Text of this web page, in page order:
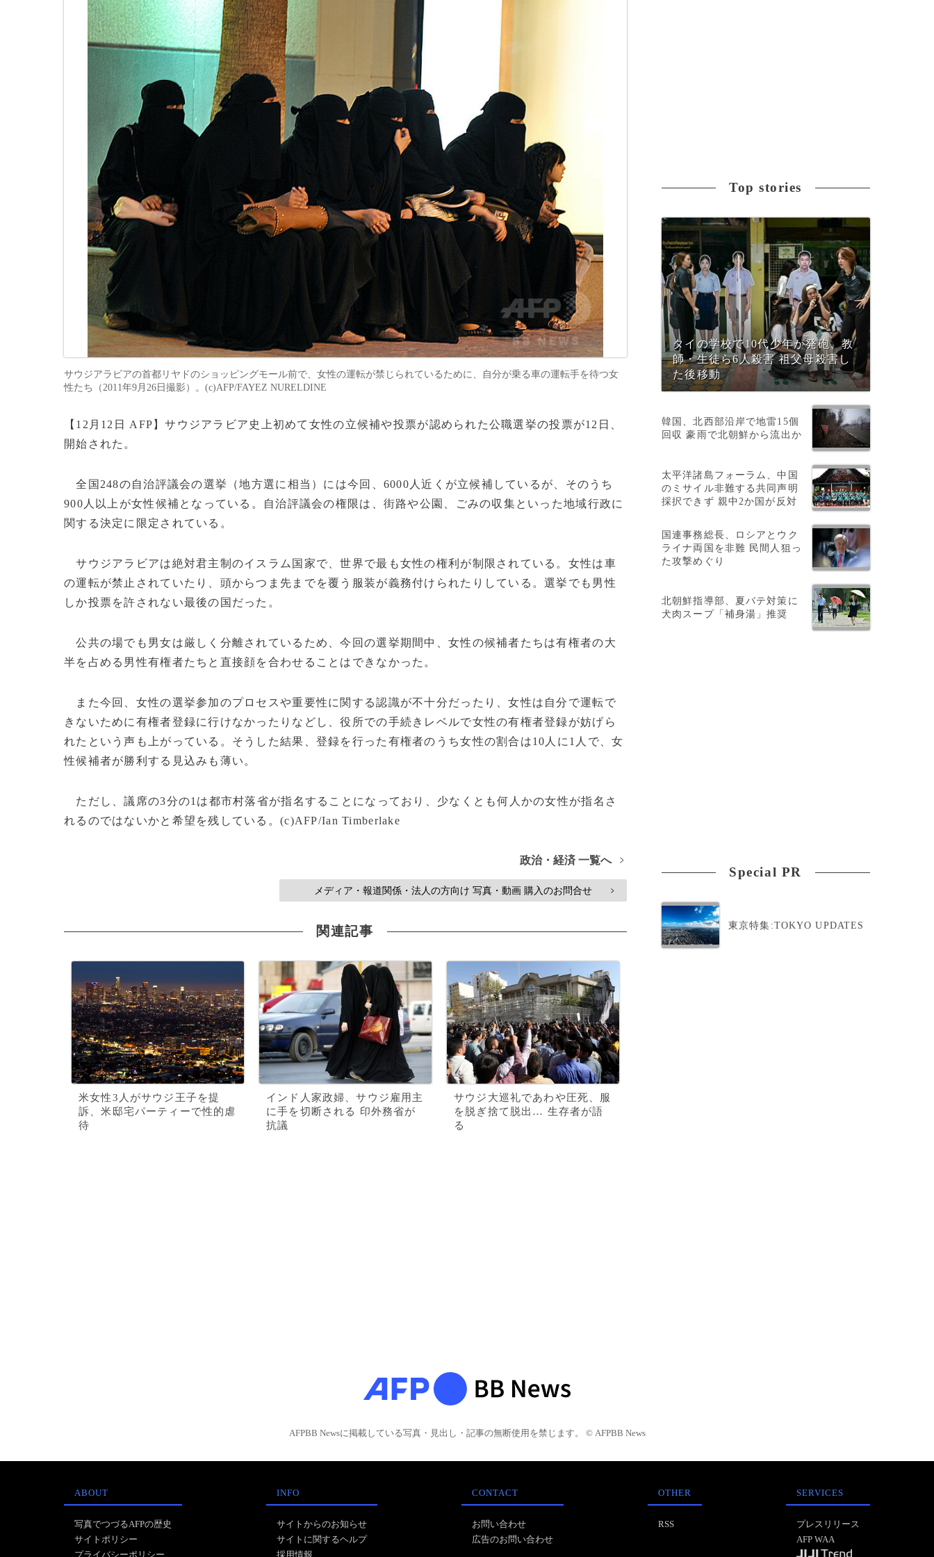
サウジアラビアの首都リヤドのショッピングモール前で、女性の運転が禁じられているために、自分が乗る車の運転手を待つ女
性たち（2011年9月26日撮影）。(c)AFP/FAYEZ NURELDINE
【12月12日 AFP】サウジアラビア史上初めて女性の立候補や投票が認められた公職選挙の投票が12日、
開始された。
全国248の自治評議会の選挙（地方選に相当）には今回、6000人近くが立候補しているが、そのうち
900人以上が女性候補となっている。自治評議会の権限は、街路や公園、ごみの収集といった地域行政に
関する決定に限定されている。
サウジアラビアは絶対君主制のイスラム国家で、世界で最も女性の権利が制限されている。女性は車
の運転が禁止されていたり、頭からつま先までを覆う服装が義務付けられたりしている。選挙でも男性
しか投票を許されない最後の国だった。
公共の場でも男女は厳しく分離されているため、今回の選挙期間中、女性の候補者たちは有権者の大
半を占める男性有権者たちと直接顔を合わせることはできなかった。
また今回、女性の選挙参加のプロセスや重要性に関する認識が不十分だったり、女性は自分で運転で
きないために有権者登録に行けなかったりなどし、役所での手続きレベルで女性の有権者登録が妨げら
れたという声も上がっている。そうした結果、登録を行った有権者のうち女性の割合は10人に1人で、女
性候補者が勝利する見込みも薄い。
ただし、議席の3分の1は都市村落省が指名することになっており、少なくとも何人かの女性が指名さ
れるのではないかと希望を残している。(c)AFP/Ian Timberlake
政治・経済 一覧へ >
メディア・報道関係・法人の方向け 写真・動画 購入のお問合せ >
関連記事
米女性3人がサウジ王子を提
訴、米邸宅パーティーで性的虐
待
インド人家政婦、サウジ雇用主
に手を切断される 印外務省が
抗議
サウジ大巡礼であわや圧死、服
を脱ぎ捨て脱出… 生存者が語
る
Top stories
タイの学校で10代少年が発砲、教
師・生徒ら6人殺害 祖父母殺害し
た後移動
韓国、北西部沿岸で地雷15個
回収 豪雨で北朝鮮から流出か
太平洋諸島フォーラム、中国
のミサイル非難する共同声明
採択できず 親中2か国が反対
国連事務総長、ロシアとウク
ライナ両国を非難 民間人狙っ
た攻撃めぐり
北朝鮮指導部、夏バテ対策に
犬肉スープ「補身湯」推奨
Special PR
東京特集:TOKYO UPDATES
AFPBB Newsに掲載している写真・見出し・記事の無断使用を禁じます。 © AFPBB News
ABOUT
写真でつづるAFPの歴史
サイトポリシー
プライバシーポリシー
INFO
サイトからのお知らせ
サイトに関するヘルプ
採用情報
CONTACT
お問い合わせ
広告のお問い合わせ
OTHER
RSS
SERVICES
プレスリリース
AFP WAA